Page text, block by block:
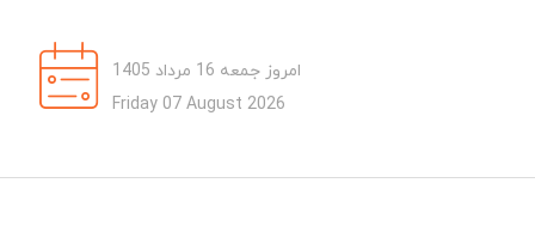
امروز جمعه 16 مرداد 1405
Friday 07 August 2026